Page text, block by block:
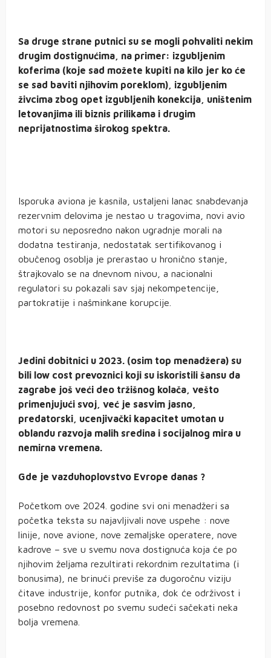
Sa druge strane putnici su se mogli pohvaliti nekim
drugim dostignućima, na primer: izgubljenim
koferima (koje sad možete kupiti na kilo jer ko će
se sad baviti njihovim poreklom), izgubljenim
živcima zbog opet izgubljenih konekcija, uništenim
letovanjima ili biznis prilikama i drugim
neprijatnostima širokog spektra.
Isporuka aviona je kasnila, ustaljeni lanac snabdevanja
rezervnim delovima je nestao u tragovima, novi avio
motori su neposredno nakon ugradnje morali na
dodatna testiranja, nedostatak sertifikovanog i
obučenog osoblja je prerastao u hronično stanje,
štrajkovalo se na dnevnom nivou, a nacionalni
regulatori su pokazali sav sjaj nekompetencije,
partokratije i našminkane korupcije.
Jedini dobitnici u 2023. (osim top menadžera) su
bili low cost prevoznici koji su iskoristili šansu da
zagrabe još veći deo tržišnog kolača, vešto
primenjujući svoj, već je sasvim jasno,
predatorski, ucenjivački kapacitet umotan u
oblandu razvoja malih sredina i socijalnog mira u
nemirna vremena.
Gde je vazduhoplovstvo Evrope danas ?
Početkom ove 2024. godine svi oni menadžeri sa
početka teksta su najavljivali nove uspehe : nove
linije, nove avione, nove zemaljske operatere, nove
kadrove – sve u svemu nova dostignuća koja će po
njihovim željama rezultirati rekordnim rezultatima (i
bonusima), ne brinući previše za dugoročnu viziju
čitave industrije, konfor putnika, dok će održivost i
posebno redovnost po svemu sudeći sačekati neka
bolja vremena.